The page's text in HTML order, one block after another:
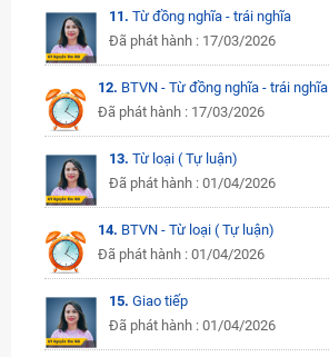
11. Từ đồng nghĩa - trái nghĩa
Đã phát hành : 17/03/2026
12. BTVN - Từ đồng nghĩa - trái nghĩa
Đã phát hành : 17/03/2026
13. Từ loại ( Tự luận)
Đã phát hành : 01/04/2026
14. BTVN - Từ loại ( Tự luận)
Đã phát hành : 01/04/2026
15. Giao tiếp
Đã phát hành : 01/04/2026